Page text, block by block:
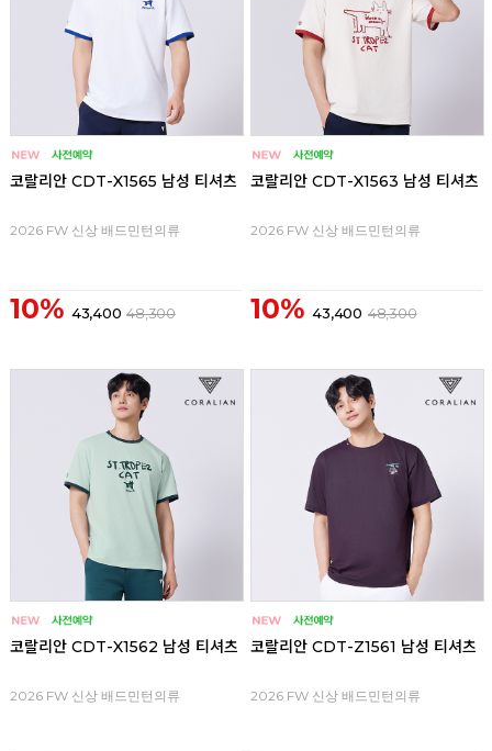
코랄리안 CDT-X1565 남성 티셔츠
2026 FW 신상 배드민턴의류
10% 43,400 48,300
코랄리안 CDT-X1563 남성 티셔츠
2026 FW 신상 배드민턴의류
10% 43,400 48,300
코랄리안 CDT-X1562 남성 티셔츠
2026 FW 신상 배드민턴의류
코랄리안 CDT-Z1561 남성 티셔츠
2026 FW 신상 배드민턴의류